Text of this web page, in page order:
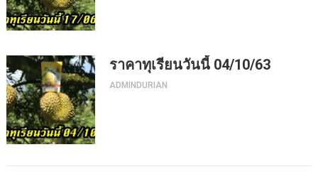
ราคาทุเรียนวันนี้ 04/10/63
ADMINDURIAN